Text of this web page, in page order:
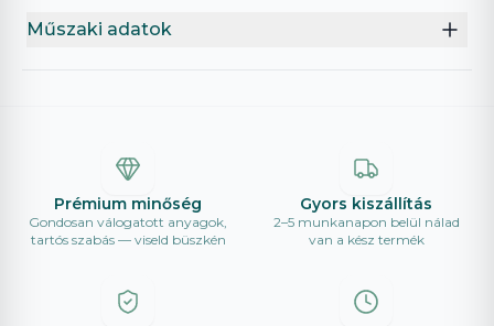
Műszaki adatok
Prémium minőség
Gondosan válogatott anyagok,
tartós szabás — viseld büszkén
Gyors kiszállítás
2–5 munkanapon belül nálad
van a kész termék